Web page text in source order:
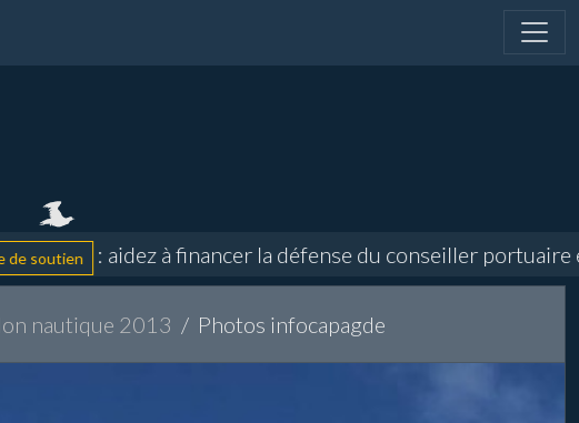
: aidez à financer la défense du conseiller portuaire et
nautique 2013 Photos infocapagde